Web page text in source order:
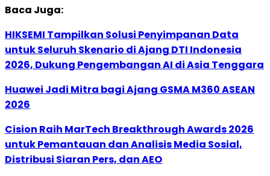
Baca Juga:
HIKSEMI Tampilkan Solusi Penyimpanan Data
untuk Seluruh Skenario di Ajang DTI Indonesia
2026, Dukung Pengembangan AI di Asia Tenggara
Huawei Jadi Mitra bagi Ajang GSMA M360 ASEAN
2026
Cision Raih MarTech Breakthrough Awards 2026
untuk Pemantauan dan Analisis Media Sosial,
Distribusi Siaran Pers, dan AEO